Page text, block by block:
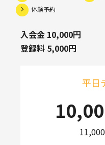
体験予約
入会金 10,000円
登録料 5,000円
平日
11,000